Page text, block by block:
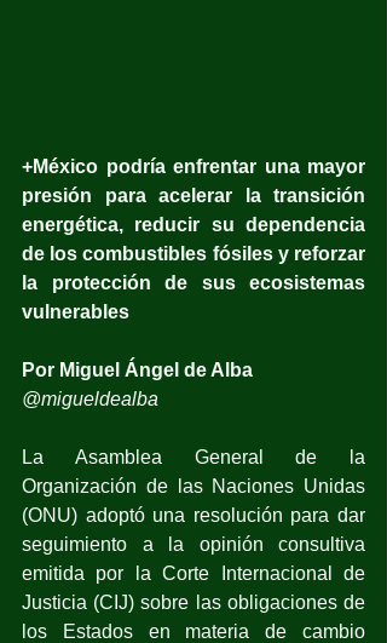
+México podría enfrentar una mayor
presión para acelerar la transición
energética, reducir su dependencia
de los combustibles fósiles y reforzar
la protección de sus ecosistemas
vulnerables
Por Miguel Ángel de Alba
@migueldealba
La Asamblea General de la
Organización de las Naciones Unidas
(ONU) adoptó una resolución para dar
seguimiento a la opinión consultiva
emitida por la Corte Internacional de
Justicia (CIJ) sobre las obligaciones de
los Estados en materia de cambio